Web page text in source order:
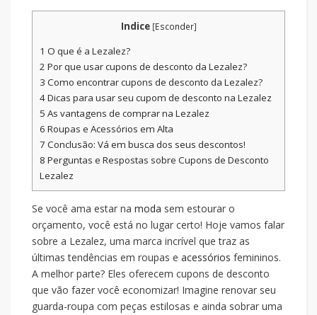
Indice [Esconder]
1 O que é a Lezalez?
2 Por que usar cupons de desconto da Lezalez?
3 Como encontrar cupons de desconto da Lezalez?
4Dicas para usar seu cupom de desconto na Lezalez
5 As vantagens de comprar na Lezalez
6 Roupas e Acessórios em Alta
7 Conclusão: Vá em busca dos seus descontos!
8 Perguntas e Respostas sobre Cupons de Desconto
Lezalez
Se você ama estar na moda sem estourar o
orçamento, você está no lugar certo! Hoje vamos falar
sobre a Lezalez, uma marca incrível que traz as
últimas tendências em roupas e acessórios femininos.
A melhor parte? Eles oferecem cupons de desconto
que vão fazer você economizar! Imagine renovar seu
guarda-roupa com peças estilosas e ainda sobrar uma